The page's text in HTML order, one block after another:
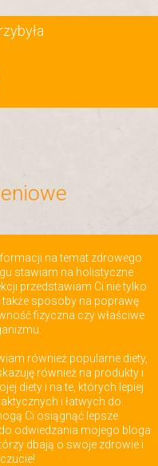
na temat zdrowego
stawiam na holistyczne
przedstawiam Ci nie tylko
sposoby na poprawę
fizyczna czy właściwe
również popularne diety,
również na produkty i
diety i na te, których lepiej
i łatwych do
Ci osiągnąć lepsze
odwiedzania mojego bloga
dbają o swoje zdrowie i